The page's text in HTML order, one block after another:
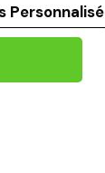
Personnalisé